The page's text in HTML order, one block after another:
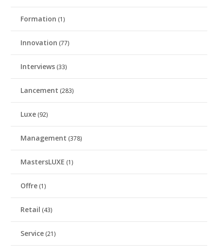
Formation (1)
Innovation (77)
Interviews (33)
Lancement (283)
Luxe (92)
Management (378)
MastersLUXE (1)
Offre (1)
Retail (43)
Service (21)